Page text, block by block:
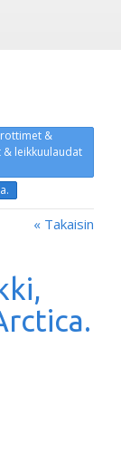
&
leikkuulaudat
« Takaisin